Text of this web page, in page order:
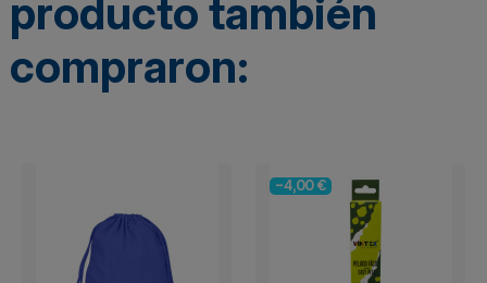
producto también
compraron:
-4,00 €